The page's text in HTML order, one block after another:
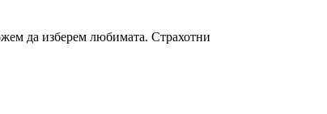
да изберем любимата. Страхотни